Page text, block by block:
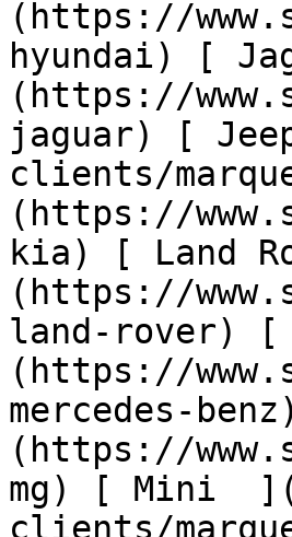
(https://
hyundai) [
(https://
jaguar) [
clients/
(https://
kia) [ Land
(https://
land-rover) [
(https://
mercedes-
(https://
mg) [ Mini
clients/